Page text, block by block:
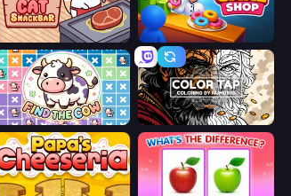
Cat Snack Bar My Cake Shop
Find The Cow Color Tap: Coloring by Numbers